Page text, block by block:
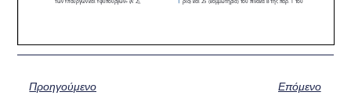
Προηγούμενο Επόμενο